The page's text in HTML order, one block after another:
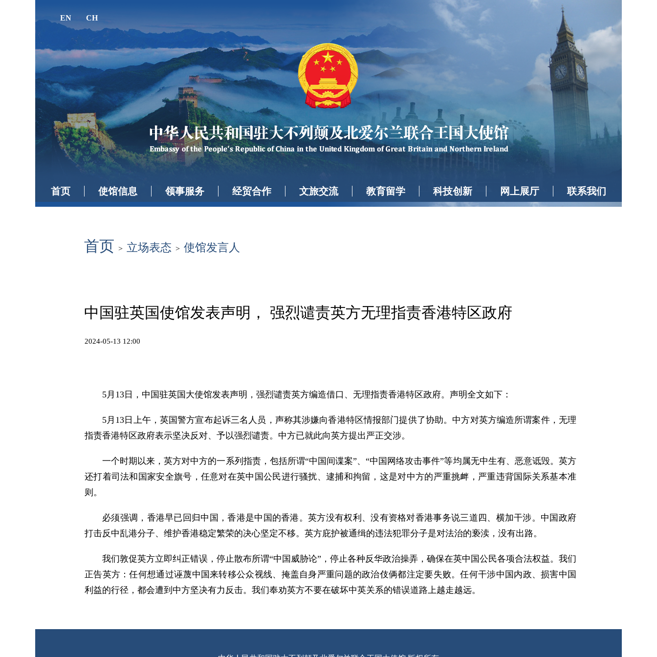
EN CH
首页 使馆信息 领事服务 经贸合作 文旅交流 教育留学 科技创新 网上展厅 联系我们
首页 > 立场表态 > 使馆发言人
中国驻英国使馆发表声明， 强烈谴责英方无理指责香港特区政府
2024-05-13 12:00
5月13日，中国驻英国大使馆发表声明，强烈谴责英方编造借口、无理指责香港特区政府。声明全文如下：
5月13日上午，英国警方宣布起诉三名人员，声称其涉嫌向香港特区情报部门提供了协助。中方对英方编造所谓案件，无理
指责香港特区政府表示坚决反对、予以强烈谴责。中方已就此向英方提出严正交涉。
一个时期以来，英方对中方的一系列指责，包括所谓“中国间谍案”、“中国网络攻击事件”等均属无中生有、恶意诋毁。英方
还打着司法和国家安全旗号，任意对在英中国公民进行骚扰、逮捕和拘留，这是对中方的严重挑衅，严重违背国际关系基本准
则。
必须强调，香港早已回归中国，香港是中国的香港。英方没有权利、没有资格对香港事务说三道四、横加干涉。中国政府
打击反中乱港分子、维护香港稳定繁荣的决心坚定不移。英方庇护被通缉的违法犯罪分子是对法治的亵渎，没有出路。
我们敦促英方立即纠正错误，停止散布所谓“中国威胁论”，停止各种反华政治操弄，确保在英中国公民各项合法权益。我们
正告英方：任何想通过诬蔑中国来转移公众视线、掩盖自身严重问题的政治伎俩都注定要失败。任何干涉中国内政、损害中国
利益的行径，都会遭到中方坚决有力反击。我们奉劝英方不要在破坏中英关系的错误道路上越走越远。